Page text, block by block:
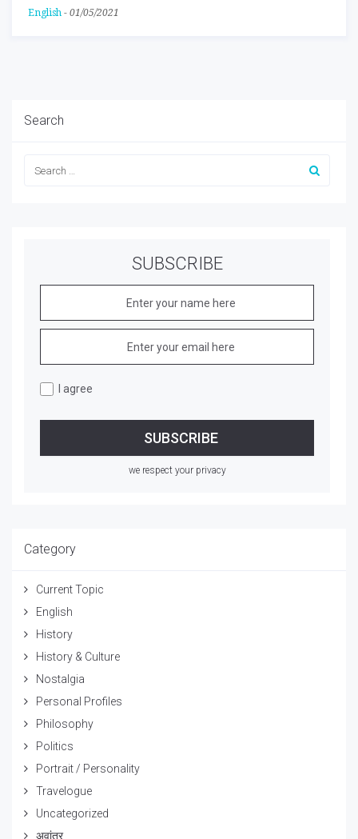
English - 01/05/2021
Search
SUBSCRIBE
I agree
we respect your privacy
Category
Current Topic
English
History
History & Culture
Nostalgia
Personal Profiles
Philosophy
Politics
Portrait / Personality
Travelogue
Uncategorized
अवांतर